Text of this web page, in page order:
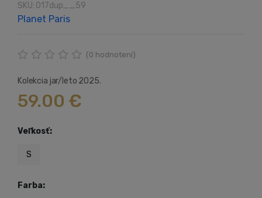
SKU: 017dup__59
Planet Paris
(0 hodnotení)
Kolekcia jar/leto 2025.
59.00 €
Veľkosť:
S
Farba: